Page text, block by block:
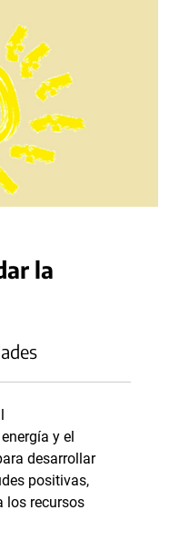
la
y el
desarrollar
positivas,
los recursos